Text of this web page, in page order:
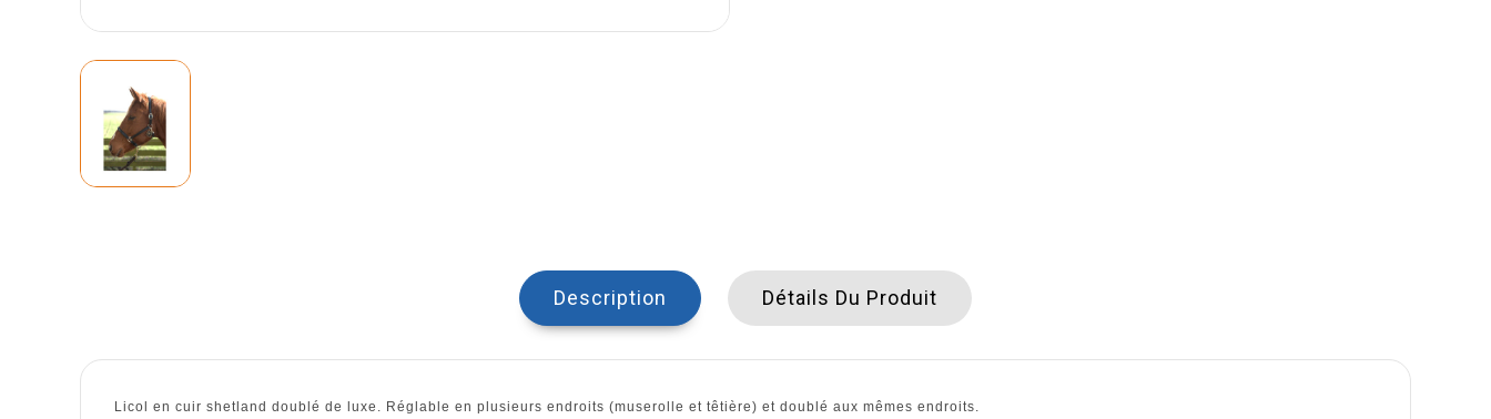
Description Détails Du Produit
Licol en cuir shetland doublé de luxe. Réglable en plusieurs endroits (muserolle et têtière) et doublé aux mêmes endroits.